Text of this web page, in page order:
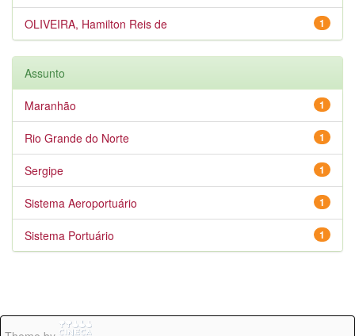
1
OLIVEIRA, Hamilton Reis de
Assunto
1
Maranhão
1
Rio Grande do Norte
1
Sergipe
1
Sistema Aeroportuário
1
Sistema Portuário